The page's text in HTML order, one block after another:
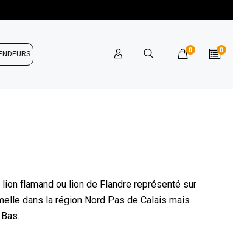
0 0
flamand ou lion de Flandre représenté sur
dans la région Nord Pas de Calais mais